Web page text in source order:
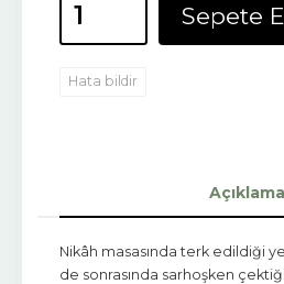
Sepete
Hata bildir
Açıklama
Nikâh masasında terk edildiği
de sonrasında sarhoşken